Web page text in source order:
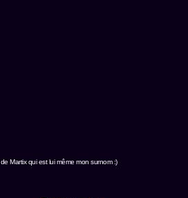
Martix qui est lui même mon surnom :)